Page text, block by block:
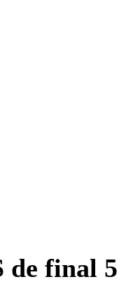
de final 5